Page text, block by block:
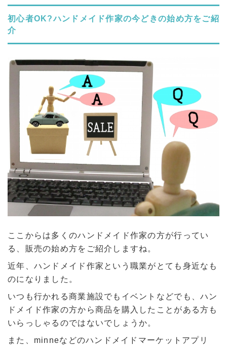
初心者OK?ハンドメイド作家の今どきの始め方をご紹
介
ここからは多くのハンドメイド作家の方が行ってい
る、販売の始め方をご紹介しますね。
近年、ハンドメイド作家という職業がとても身近なも
のになりました。
いつも行かれる商業施設でもイベントなどでも、ハン
ドメイド作家の方から商品を購入したことがある方も
いらっしゃるのではないでしょうか。
また、minneなどのハンドメイドマーケットアプリ